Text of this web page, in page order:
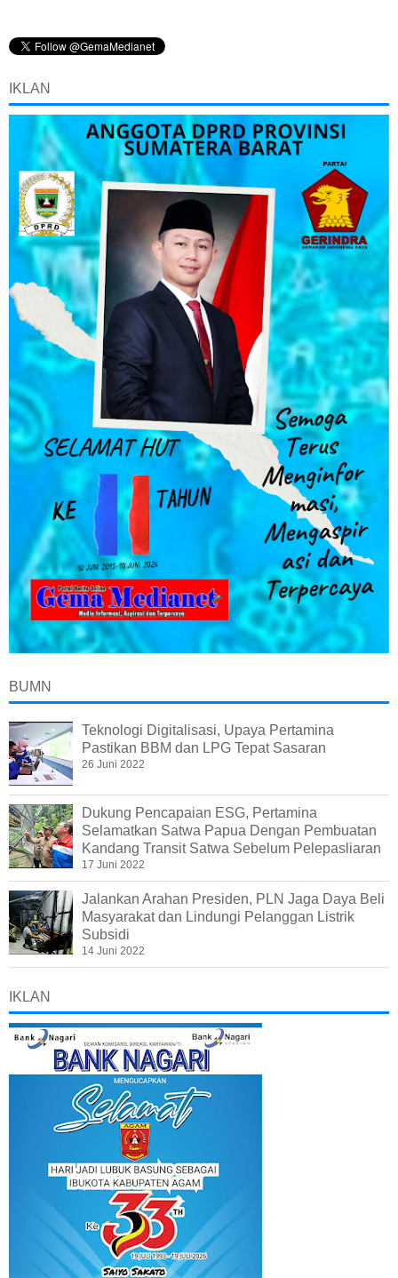
IKLAN
BUMN
Teknologi Digitalisasi, Upaya Pertamina
Pastikan BBM dan LPG Tepat Sasaran
26 Juni 2022
Dukung Pencapaian ESG, Pertamina
Selamatkan Satwa Papua Dengan Pembuatan
Kandang Transit Satwa Sebelum Pelepasliaran
17 Juni 2022
Jalankan Arahan Presiden, PLN Jaga Daya Beli
Masyarakat dan Lindungi Pelanggan Listrik
Subsidi
14 Juni 2022
IKLAN